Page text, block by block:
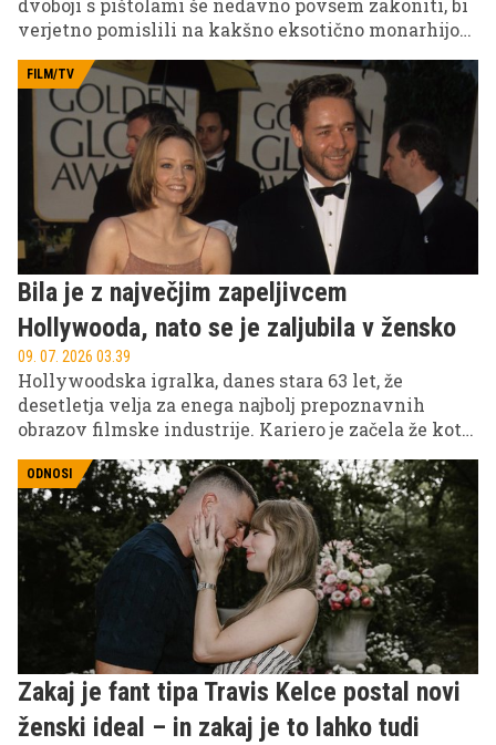
dvoboji s pištolami še nedavno povsem zakoniti, bi
verjetno pomislili na kakšno eksotično monarhijo
presenetljiva.
FILM/TV
Bila je z največjim zapeljivcem
Hollywooda, nato se je zaljubila v žensko
09. 07. 2026 03.39
Hollywoodska igralka, danes stara 63 let, že
desetletja velja za enega najbolj prepoznavnih
obrazov filmske industrije. Kariero je začela že kot
Hollywooda, kar je močno vplivalo tudi na njeno
željo po zasebnosti.
ODNOSI
Zakaj je fant tipa Travis Kelce postal novi
ženski ideal – in zakaj je to lahko tudi